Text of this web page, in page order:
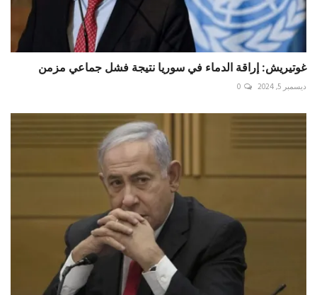
غوتيريش: إراقة الدماء في سوريا نتيجة فشل جماعي مزمن
ديسمبر 5, 2024 0